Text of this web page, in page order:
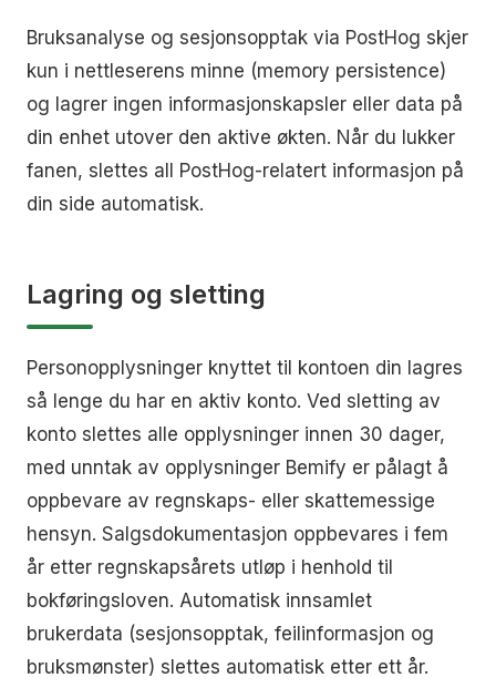
Bruksanalyse og sesjonsopptak via PostHog skjer
kun i nettleserens minne (memory persistence)
og lagrer ingen informasjonskapsler eller data på
din enhet utover den aktive økten. Når du lukker
fanen, slettes all PostHog-relatert informasjon på
din side automatisk.
Lagring og sletting
Personopplysninger knyttet til kontoen din lagres
så lenge du har en aktiv konto. Ved sletting av
konto slettes alle opplysninger innen 30 dager,
med unntak av opplysninger Bemify er pålagt å
oppbevare av regnskaps- eller skattemessige
hensyn. Salgsdokumentasjon oppbevares i fem
år etter regnskapsårets utløp i henhold til
bokføringsloven. Automatisk innsamlet
brukerdata (sesjonsopptak, feilinformasjon og
bruksmønster) slettes automatisk etter ett år.